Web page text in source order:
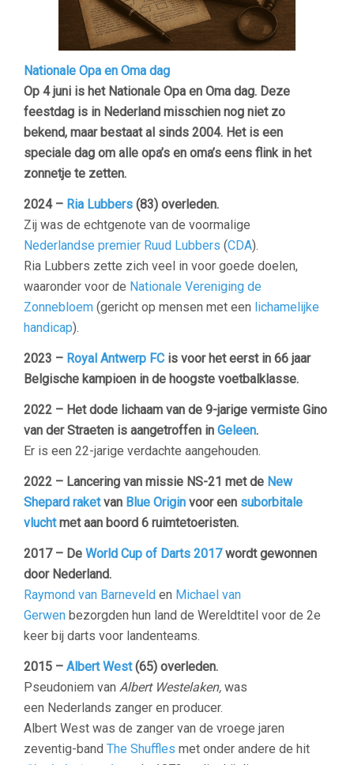
Nationale Opa en Oma dag
Op 4 juni is het Nationale Opa en Oma dag. Deze
feestdag is in Nederland misschien nog niet zo
bekend, maar bestaat al sinds 2004. Het is een
speciale dag om alle opa’s en oma’s eens flink in het
zonnetje te zetten.
2024 – Ria Lubbers (83) overleden.
Zij was de echtgenote van de voormalige
Nederlandse premier Ruud Lubbers (CDA).
Ria Lubbers zette zich veel in voor goede doelen,
waaronder voor de Nationale Vereniging de
Zonnebloem (gericht op mensen met een lichamelijke
handicap).
2023 – Royal Antwerp FC is voor het eerst in 66 jaar
Belgische kampioen in de hoogste voetbalklasse.
2022 – Het dode lichaam van de 9-jarige vermiste Gino
van der Straeten is aangetroffen in Geleen.
Er is een 22-jarige verdachte aangehouden.
2022 – Lancering van missie NS-21 met de New
Shepard raketvan Blue Origin voor een suborbitale
vluchtmet aan boord 6 ruimtetoeristen.
2017 – De World Cup of Darts 2017wordt gewonnen
door Nederland.
Raymond van Barneveld en Michael van
Gerwen bezorgden hun land de Wereldtitel voor de 2e
keer bij darts voor landenteams.
2015 – Albert West(65) overleden.
Pseudoniem van Albert Westelaken, was
een Nederlands zanger en producer.
Albert West was de zanger van de vroege jaren
zeventig-band The Shuffles met onder andere de hit